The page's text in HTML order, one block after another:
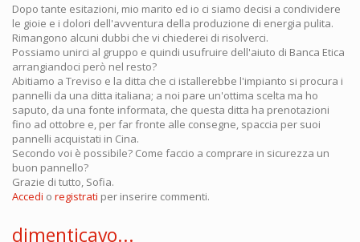
Dopo tante esitazioni, mio marito ed io ci siamo decisi a condividere
le gioie e i dolori dell'avventura della produzione di energia pulita.
Rimangono alcuni dubbi che vi chiederei di risolverci.
Possiamo unirci al gruppo e quindi usufruire dell'aiuto di Banca Etica
arrangiandoci però nel resto?
Abitiamo a Treviso e la ditta che ci istallerebbe l'impianto si procura i
pannelli da una ditta italiana; a noi pare un'ottima scelta ma ho
saputo, da una fonte informata, che questa ditta ha prenotazioni
fino ad ottobre e, per far fronte alle consegne, spaccia per suoi
pannelli acquistati in Cina.
Secondo voi è possibile? Come faccio a comprare in sicurezza un
buon pannello?
Grazie di tutto, Sofia.
Accedi o registrati per inserire commenti.
dimenticavo...